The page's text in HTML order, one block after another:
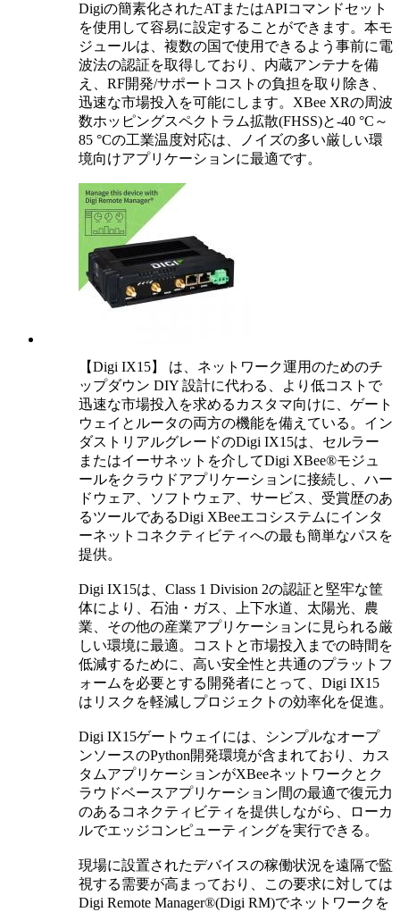
Digiの簡素化されたATまたはAPIコマンドセット
を使用して容易に設定することができます。本モ
ジュールは、複数の国で使用できるよう事前に電
波法の認証を取得しており、内蔵アンテナを備
え、RF開発/サポートコストの負担を取り除き、
迅速な市場投入を可能にします。XBee XRの周波
数ホッピングスペクトラム拡散(FHSS)と-40 °C～
85 °Cの工業温度対応は、ノイズの多い厳しい環
境向けアプリケーションに最適です。
【Digi IX15】 は、ネットワーク運用のためのチ
ップダウン DIY 設計に代わる、より低コストで
迅速な市場投入を求めるカスタマ向けに、ゲート
ウェイとルータの両方の機能を備えている。イン
ダストリアルグレードのDigi IX15は、セルラー
またはイーサネットを介してDigi XBee®モジュ
ールをクラウドアプリケーションに接続し、ハー
ドウェア、ソフトウェア、サービス、受賞歴のあ
るツールであるDigi XBeeエコシステムにインタ
ーネットコネクティビティへの最も簡単なパスを
提供。
Digi IX15は、Class 1 Division 2の認証と堅牢な筐
体により、石油・ガス、上下水道、太陽光、農
業、その他の産業アプリケーションに見られる厳
しい環境に最適。コストと市場投入までの時間を
低減するために、高い安全性と共通のプラットフ
ォームを必要とする開発者にとって、Digi IX15
はリスクを軽減しプロジェクトの効率化を促進。
Digi IX15ゲートウェイには、シンプルなオープ
ンソースのPython開発環境が含まれており、カス
タムアプリケーションがXBeeネットワークとク
ラウドベースアプリケーション間の最適で復元力
のあるコネクティビティを提供しながら、ローカ
ルでエッジコンピューティングを実行できる。
現場に設置されたデバイスの稼働状況を遠隔で監
視する需要が高まっており、この要求に対しては
Digi Remote Manager®(Digi RM)でネットワークを